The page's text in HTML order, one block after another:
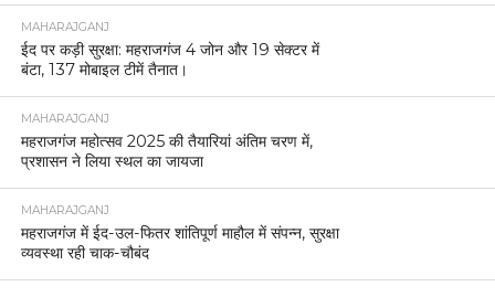
MAHARAJGANJ
ईद पर कड़ी सुरक्षा: महराजगंज 4 जोन और 19 सेक्टर में
बंटा, 137 मोबाइल टीमें तैनात।
MAHARAJGANJ
महराजगंज महोत्सव 2025 की तैयारियां अंतिम चरण में,
प्रशासन ने लिया स्थल का जायजा
MAHARAJGANJ
महराजगंज में ईद-उल-फितर शांतिपूर्ण माहौल में संपन्न, सुरक्षा
व्यवस्था रही चाक-चौबंद